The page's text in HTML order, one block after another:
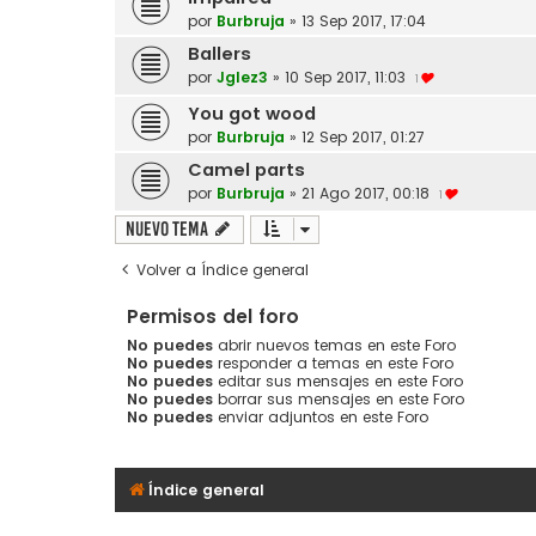
por Burbruja » 13 Sep 2017, 17:04
Ballers
por Jglez3 » 10 Sep 2017, 11:03 1
You got wood
por Burbruja » 12 Sep 2017, 01:27
Camel parts
por Burbruja » 21 Ago 2017, 00:18 1
Nuevo Tema
Volver a Índice general
Permisos del foro
No puedes abrir nuevos temas en este Foro
No puedes responder a temas en este Foro
No puedes editar sus mensajes en este Foro
No puedes borrar sus mensajes en este Foro
No puedes enviar adjuntos en este Foro
Índice general